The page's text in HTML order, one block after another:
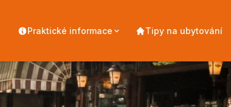
Praktické informace Tipy na ubytování